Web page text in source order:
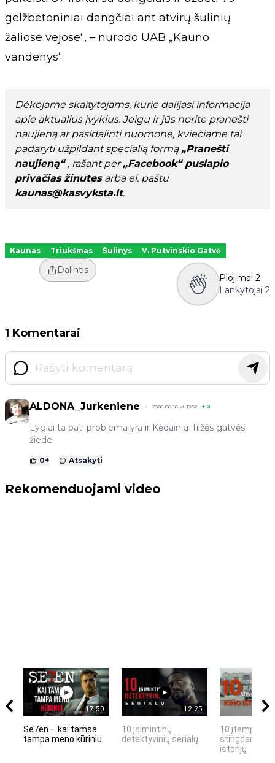
gelžbetoniniai dangčiai ant atvirų šulinių
žaliose vejose“, – nurodo UAB „Kauno
vandenys“.
Dėkojame skaitytojams, kurie dalijasi informacija
apie aktualius įvykius. Jeigu ir jūs norite pranešti
naujieną ar pasidalinti nuomone, kviečiame tai
padaryti užpildant specialią formą „Pranešti
naujieną“ , rašant per„Facebook“ puslapio
privačias žinutes arba el. paštu
kaunas@kasvyksta.lt.
Kaunas Triukšmas Šulinys V. Putvinskio Gatvė
Dalintis
Plojimai 2
Lankytojai 2
1 Komentarai
ALDONA_Jurkeniene 2026-06-16 kl. 13:52 + 0
Lygiai ta pati problema yra ir Kėdainių-Tilžės gatvės
žiede.
0+ Atsakyti
Rekomenduojami video
17:50
Se7en – kai tamsa
tampa meno kūriniu
12:25
10 įsimintinų
detektyvinių serialų
10 įtemptų,
stingdančių
istorijų